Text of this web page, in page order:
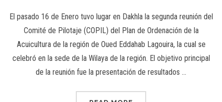
El pasado 16 de Enero tuvo lugar en Dakhla la segunda reunión del
Comité de Pilotaje (COPIL) del Plan de Ordenación de la
Acuicultura de la región de Oued Eddahab Lagouira, la cual se
celebró en la sede de la Wilaya de la región. El objetivo principal
de la reunión fue la presentación de resultados …